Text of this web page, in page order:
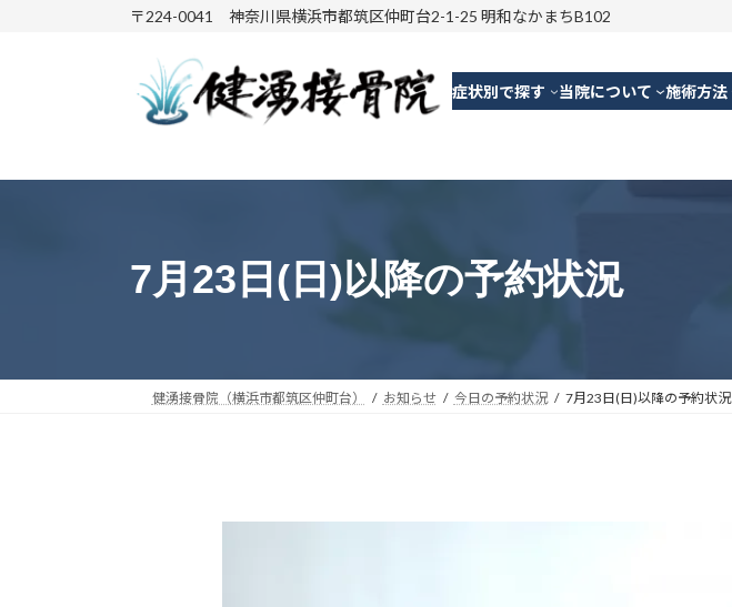
ス
ン
〒224-0041 神奈川県横浜市都筑区仲町台2-1-25 明和なかまちB102
症状別で探す 当院について 施術方法
7月23日(日)以降の予約状況
健湧接骨院（横浜市都筑区仲町台） お知らせ 今日の予約状況 7月23日(日)以降の予約状況